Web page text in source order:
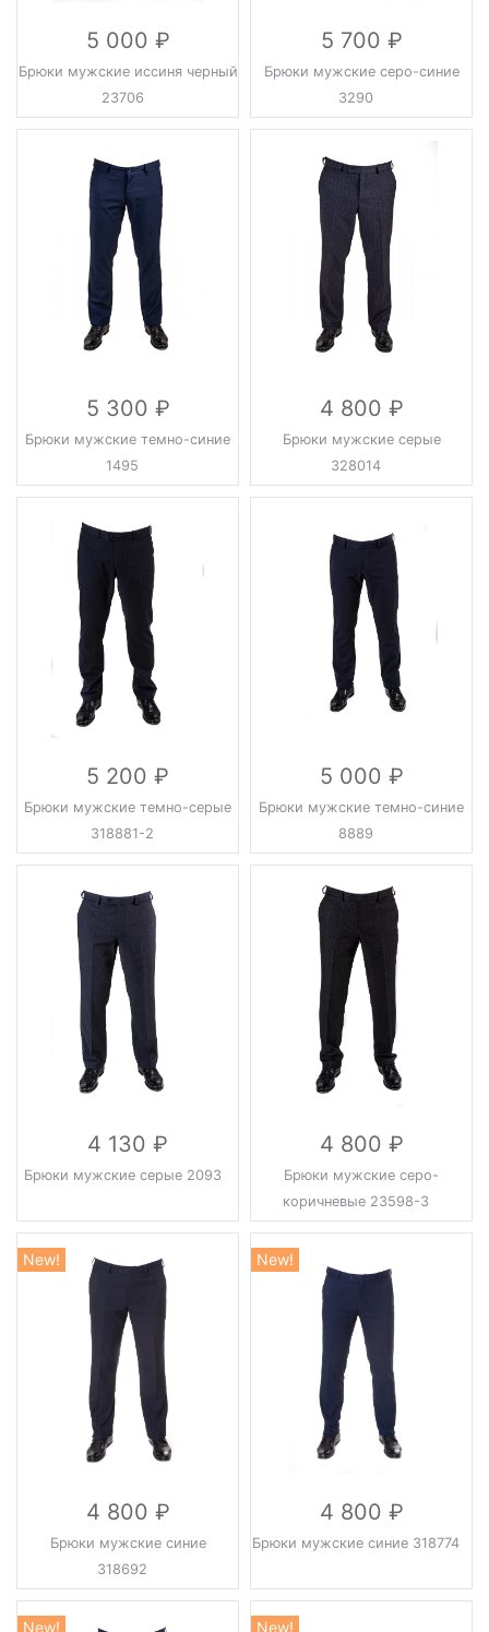
5 000
Брюки мужские иссиня черный
23706
5 700
Брюки мужские серо-синие
3290
5 300
Брюки мужские темно-синие
1495
4 800
Брюки мужские серые
328014
5 200
Брюки мужские темно-серые
318881-2
5 000
Брюки мужские темно-синие
8889
4 130
Брюки мужские серые 2093
4 800
Брюки мужские серо-
коричневые 23598-3
New!
4 800
Брюки мужские синие
318692
New!
4 800
Брюки мужские синие 318774
New! New!